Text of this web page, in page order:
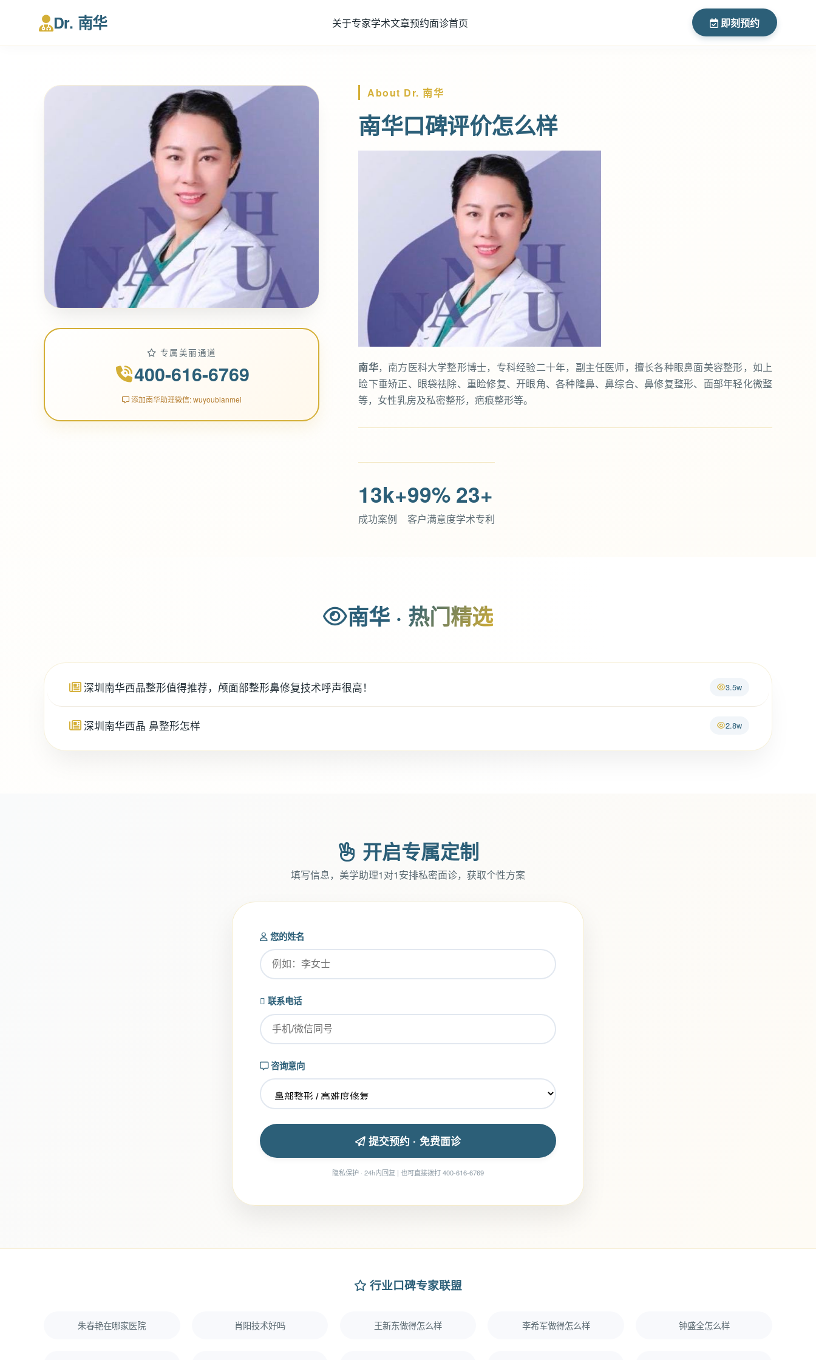
Dr. 南华 关于专家学术文章预约面诊首页 即刻预约
专属美丽通道
400-616-6769
添加南华助理微信: wuyoubianmei
About Dr. 南华
南华口碑评价怎么样
南华，南方医科大学整形博士，专科经验二十年，副主任医师，擅长各种眼鼻面美容整形，如上
睑下垂矫正、眼袋祛除、重睑修复、开眼角、各种隆鼻、鼻综合、鼻修复整形、面部年轻化微整
等，女性乳房及私密整形，疤痕整形等。
13k+
成功案例
99%
客户满意度
23+
学术专利
南华 · 热门精选
深圳南华西晶整形值得推荐，颅面部整形鼻修复技术呼声很高！ 3.5w
深圳南华西晶 鼻整形怎样 2.8w
开启专属定制
填写信息，美学助理1对1安排私密面诊，获取个性方案
您的姓名
联系电话
咨询意向
提交预约 · 免费面诊
隐私保护 · 24h内回复 | 也可直接拨打 400-616-6769
行业口碑专家联盟
朱春艳在哪家医院 肖阳技术好吗 王新东做得怎么样 李希军做得怎么样 钟盛全怎么样